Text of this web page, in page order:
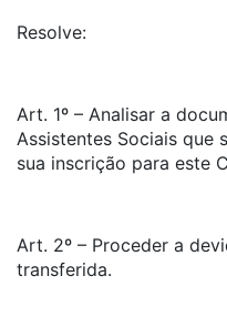
Resolve:
Art. 1º – Analisar a
Assistentes Sociais que
sua inscrição para este
Art. 2º – Proceder a
transferida.